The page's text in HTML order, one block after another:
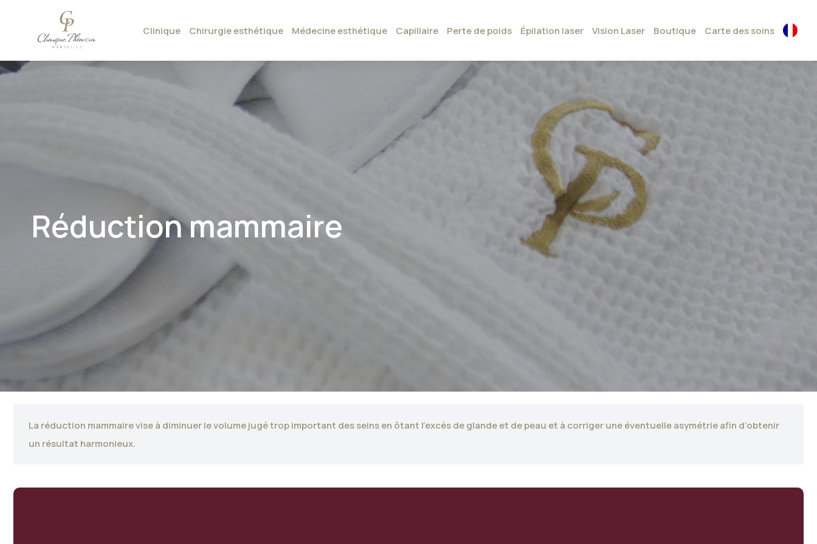
Clinique Chirurgie esthétique Médecine esthétique Capillaire Perte de poids Épilation laser Vision Laser Boutique Carte des soins
Réduction mammaire
La réduction mammaire vise à diminuer le volume jugé trop important des seins en ôtant l’excès de glande et de peau et à corriger une éventuelle asymétrie afin d’obtenir
un résultat harmonieux.